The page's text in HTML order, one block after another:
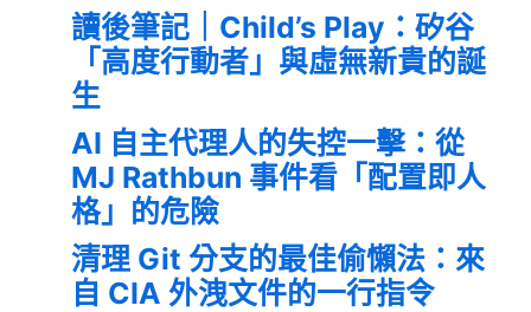
讀後筆記｜Child’s Play：矽谷
「高度行動者」與虛無新貴的誕
生
AI 自主代理人的失控一擊：從
MJ Rathbun 事件看「配置即人
格」的危險
清理 Git 分支的最佳偷懶法：來
自 CIA 外洩文件的一行指令